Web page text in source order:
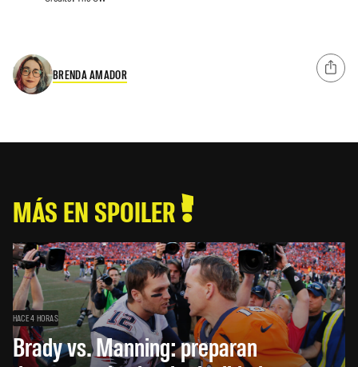
BRENDA AMADOR
MÁS EN SPOILER
HACE 4 HORAS
Brady vs. Manning: preparan